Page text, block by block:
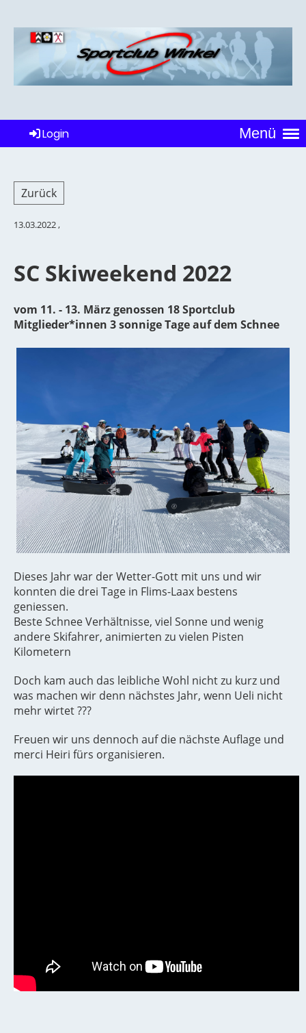
Menü
Login
Zurück
13.03.2022,
SC Skiweekend 2022
vom 11. - 13. März genossen 18 Sportclub
Mitglieder*innen 3 sonnige Tage auf dem Schnee
Dieses Jahr war der Wetter-Gott mit uns und wir
konnten die drei Tage in Flims-Laax bestens
geniessen.
Beste Schnee Verhältnisse, viel Sonne und wenig
andere Skifahrer, animierten zu vielen Pisten
Kilometern
Doch kam auch das leibliche Wohl nicht zu kurz und
was machen wir denn nächstes Jahr, wenn Ueli nicht
mehr wirtet ???
Freuen wir uns dennoch auf die nächste Auflage und
merci Heiri fürs organisieren.